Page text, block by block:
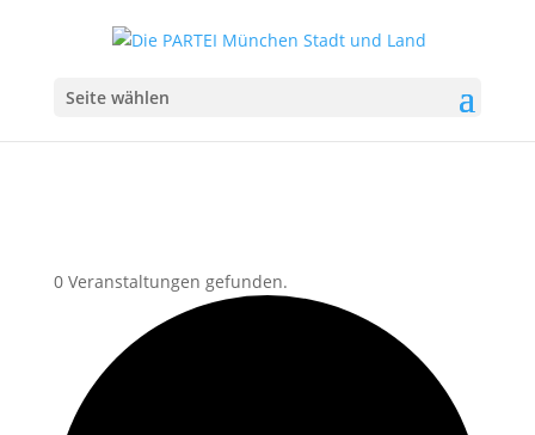
Seite wählen
0 Veranstaltungen gefunden.